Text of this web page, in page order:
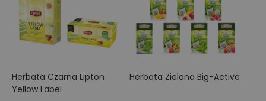
Herbata Czarna Lipton
Yellow Label
Herbata Zielona Big-Active